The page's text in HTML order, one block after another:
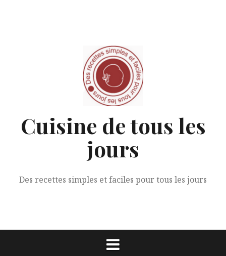
Cuisine de tous les
jours
Des recettes simples et faciles pour tous les jours